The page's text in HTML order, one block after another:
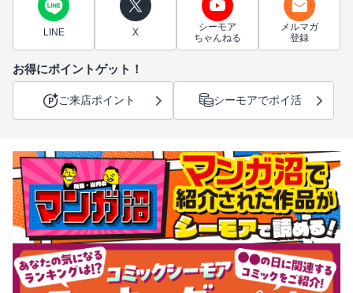
LINE X
シーモア
ちゃんねる
メルマガ
登録
お得にポイントゲット！
ご来店ポイント シーモアでポイ活